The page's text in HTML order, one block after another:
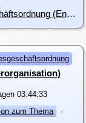
i2755: Änderung von §5(8) der Landesgeschäftsordnung (Entscheidungsgewalt)
03:44:33
zum Thema
·